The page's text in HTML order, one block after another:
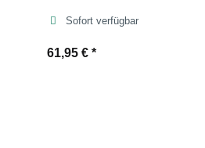
Sofort verfügbar
61,95 € *